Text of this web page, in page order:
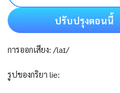
ปรับปรุงตอนนี้
การออกเสียง: /laɪ/
รูปของกริยา lie: